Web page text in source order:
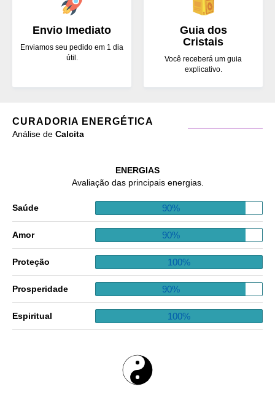
Envio Imediato
Enviamos seu pedido em 1 dia
útil.
Guia dos
Cristais
Você receberá um guia
explicativo.
CURADORIA ENERGÉTICA
Análise de Calcita
ENERGIAS
Avaliação das principais energias.
Saúde 90%
Amor 90%
Proteção 100%
Prosperidade 90%
Espiritual 100%